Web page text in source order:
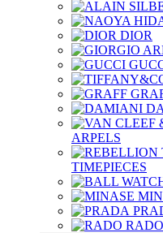
DIOR
ARPELS
TIMEPIECES
RADO